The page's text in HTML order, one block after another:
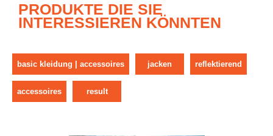
PRODUKTE DIE SIE
INTERESSIEREN KÖNNTEN
basic kleidung | accessoires jacken reflektierend
accessoires result